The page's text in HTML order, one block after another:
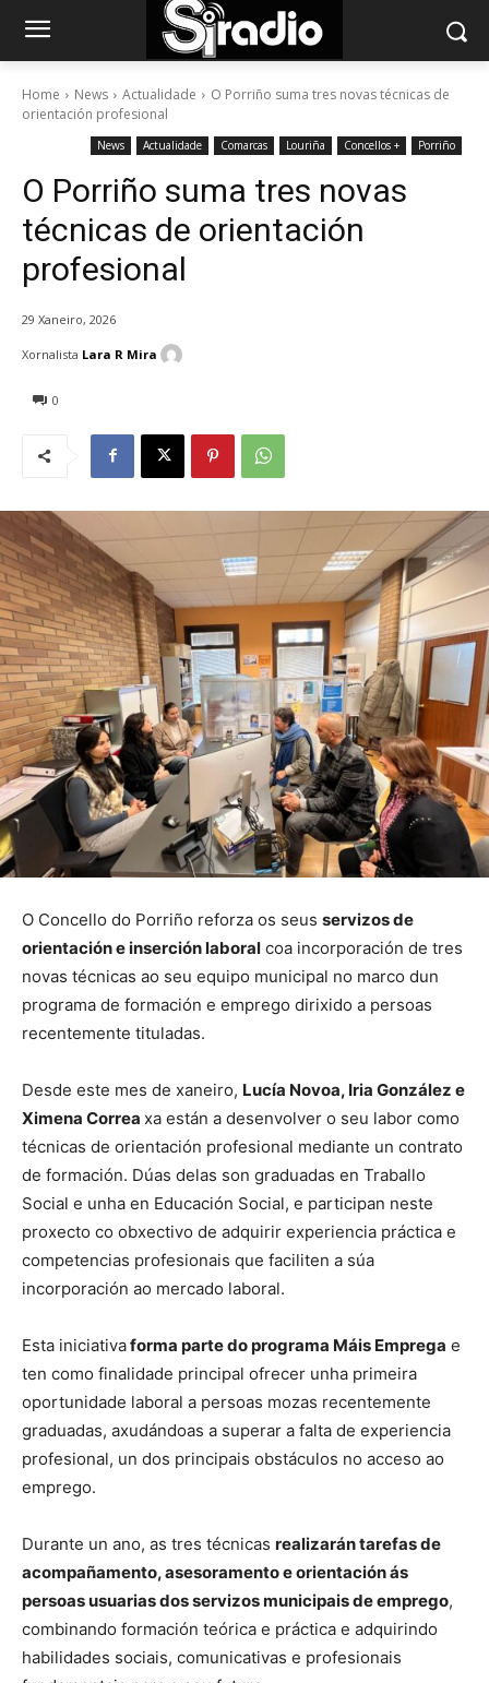
Home News Actualidade
O Porriño suma tres novas técnicas de
orientación profesional
News Actualidade Comarcas Louriña Concellos + Porriño
O Porriño suma tres novas
técnicas de orientación
profesional
29 Xaneiro, 2026
0
Xornalista Lara R Mira
O Concello do Porriño reforza os seus servizos de
orientación e inserción laboral coa incorporación de tres
novas técnicas ao seu equipo municipal no marco dun
programa de formación e emprego dirixido a persoas
recentemente tituladas.
Desde este mes de xaneiro, Lucía Novoa, Iria González e
Ximena Correa xa están a desenvolver o seu labor como
técnicas de orientación profesional mediante un contrato
de formación. Dúas delas son graduadas en Traballo
Social e unha en Educación Social, e participan neste
proxecto co obxectivo de adquirir experiencia práctica e
competencias profesionais que faciliten a súa
incorporación ao mercado laboral.
Esta iniciativaforma parte do programa Máis Emprega e
ten como finalidade principal ofrecer unha primeira
oportunidade laboral a persoas mozas recentemente
graduadas, axudándoas a superar a falta de experiencia
profesional, un dos principais obstáculos no acceso ao
emprego.
Durante un ano, as tres técnicas realizarán tarefas de
acompañamento, asesoramento e orientación ás
persoas usuarias dos servizos municipais de emprego,
combinando formación teórica e práctica e adquirindo
habilidades sociais, comunicativas e profesionais